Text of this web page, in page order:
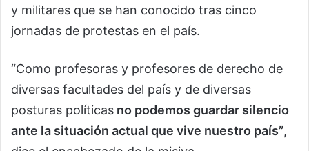
y militares que se han conocido tras cinco
jornadas de protestas en el país.
“Como profesoras y profesores de derecho de
diversas facultades del país y de diversas
posturas políticas no podemos guardar silencio
ante la situación actual que vive nuestro país”,